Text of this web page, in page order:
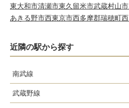
東大和市清瀬市東久留米市武蔵村山市
あきる野市西東京市西多摩郡瑞穂町
近隣の駅から探す
南武線
府中本町駅
武蔵野線